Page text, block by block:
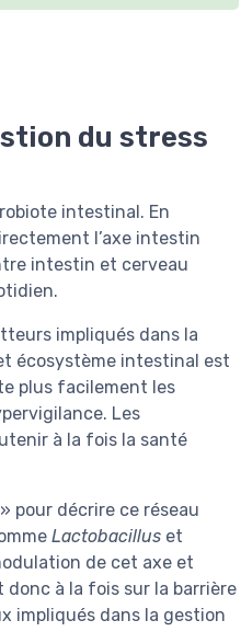
du stress
intestinal. En
l’axe intestin
intestin et cerveau
impliqués dans la
écosystème intestinal est
plus facilement les
Les
à la fois la santé
pour décrire ce réseau
Lactobacillus et
de cet axe et
à la fois sur la barrière
impliqués dans la gestion